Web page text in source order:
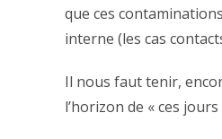
que ces
interne (les cas
Il nous faut tenir,
l’horizon de « ces